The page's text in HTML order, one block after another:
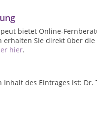
bietet Online-
erhalten Sie direkt über die
hier.
des Eintrages ist: Dr.